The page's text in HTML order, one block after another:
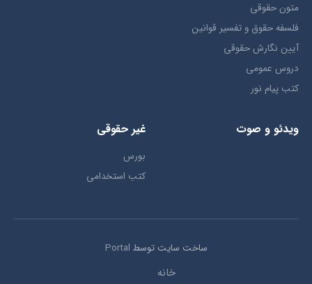
متون حقوقي
فلسفه حقوق و تفسیر قوانین
آیین نگارش حقوقی
دروس عمومی
کتب پیام نور
ویدئو و صوت غیر حقوقی
بورس
کتب استخدامی
ساخت سایت توسط Portal
خانه